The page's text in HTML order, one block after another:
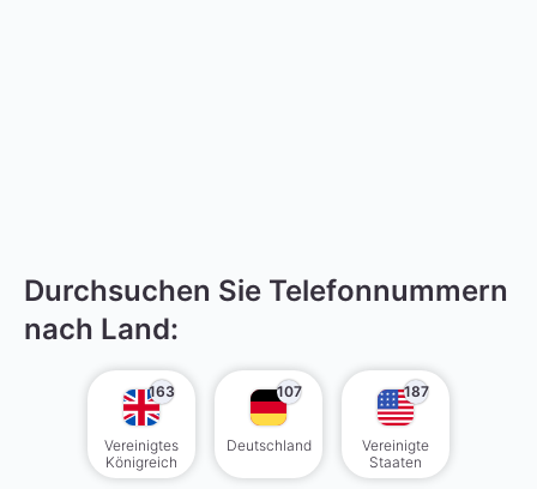
Durchsuchen Sie Telefonnummern
nach Land:
163
Vereinigtes
Königreich
107
Deutschland
187
Vereinigte
Staaten